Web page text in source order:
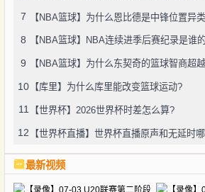
7 【NBA篮球】为什么恩比德是中锋位置异
8 【NBA篮球】NBA连续进季后赛纪录是谁
9 【NBA篮球】为什么东契奇的篮球智商超
10 【库里】为什么库里能改变篮球运动?
11 【世界杯】2026世界杯时差怎么算?
12 【世界杯直播】世界杯直播原声和无延时
最新视频